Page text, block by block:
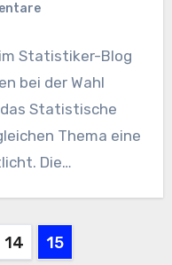
Statistiker-Blog
bei der Wahl
Statistische
Thema eine
Die…
14 15